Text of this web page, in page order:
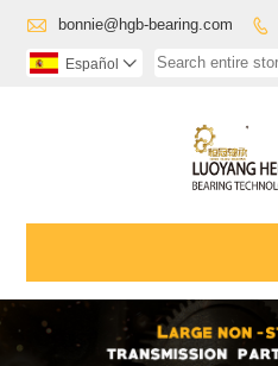
 bonnie@hgb-bearing.com 
Español 